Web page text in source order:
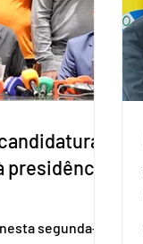
com as
Estados
presidência
segunda-